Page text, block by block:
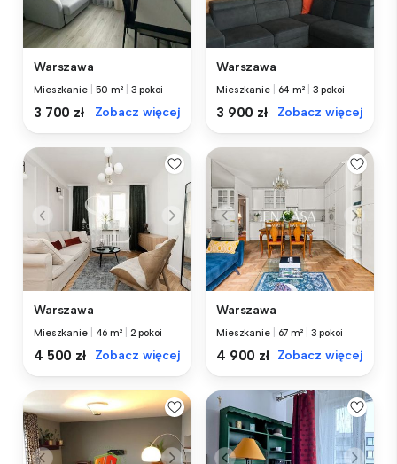
Warszawa
Mieszkanie 50 m² 3 pokoi
3 700 zł Zobacz więcej
Warszawa
Mieszkanie 64 m² 3 pokoi
3 900 zł Zobacz więcej
Warszawa
Mieszkanie 46 m² 2 pokoi
4 500 zł Zobacz więcej
Warszawa
Mieszkanie 67 m² 3 pokoi
4 900 zł Zobacz więcej